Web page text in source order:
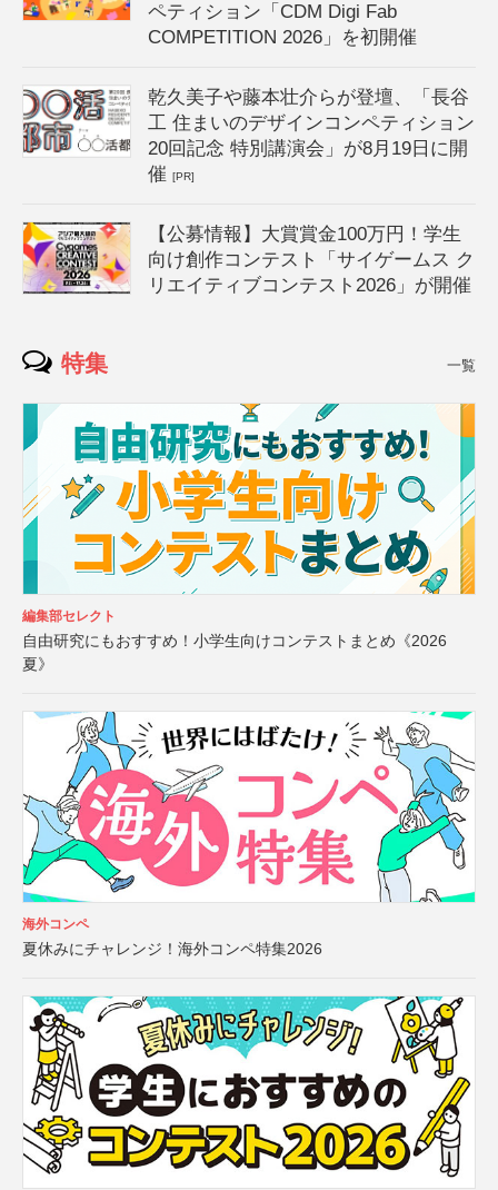
ペティション「CDM Digi Fab
COMPETITION 2026」を初開催
乾久美子や藤本壮介らが登壇、「長谷
工 住まいのデザインコンペティション
20回記念 特別講演会」が8月19日に開
催[PR]
【公募情報】大賞賞金100万円！学生
向け創作コンテスト「サイゲームス ク
リエイティブコンテスト2026」が開催
特集 一覧
編集部セレクト
自由研究にもおすすめ！小学生向けコンテストまとめ《2026
夏》
海外コンペ
夏休みにチャレンジ！海外コンペ特集2026